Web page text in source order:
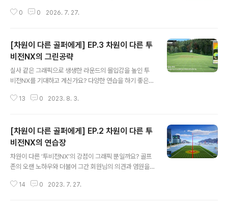
품입니다. 새로운 AI스핀센서로 완성하는 정밀한 구질 구
되어 다양한 매장환경에서도일관된 구질 정확도를 제공합
니다. 페이드, 드로우 등 필드에서 치던 내 구질 그대로 동
일하게 표현되며러닝 어프로치도 가능하므로 전략적이고
실감나는 라운딩을 즐길 수 있습니다. 투비전NX 플러스 -
GTOUR 프로 대상 AI 스핀센서 정확도 분석 결과, 정확도
0 0 2026. 7. 27.
[차원이 다른 골퍼에게] EP.3 차원이 다른 투
비전NX의 그린공략
실사 같은 그래픽으로 생생한 라운드의 몰입감을 높인 투
비전NX를 기대하고 계신가요? 다양한 연습을 하기 좋은
치지 않은 투비전NX의 비밀병기가 더 남아있습니다 바로
서 검은색 선으로 라이를 표시하던 격자가 높이를 나타내
는 색상표현과 합쳐졌습니다. 어떻게요? 이렇게요!! 그린
높낮이를 색상으로 보여주니 한 눈에 그린 라이가 보이며
더더욱 한 번에 넣고 싶어지네요~ 깃대 뒤 저 라이는 피하
에이프런에서 종종 퍼터를 사용하기도 하는데요~ 섬세한
13 0 2023. 8. 3.
[차원이 다른 골퍼에게] EP.2 차원이 다른 투
비전NX의 연습장
차원이 다른 ‘투비전NX’의 강점이 그래픽 뿐일까요? 골프
존의 오랜 노하우와 더불어 그간 회원님의 의견과 염원을
차원이 다른 골퍼에게는 역시! 투비전NX! 드라이빙 레인지
14 0 2023. 7. 27.